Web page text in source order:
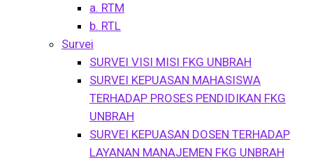
a. RTM
b. RTL
Survei
SURVEI VISI MISI FKG UNBRAH
SURVEI KEPUASAN MAHASISWA
TERHADAP PROSES PENDIDIKAN FKG
UNBRAH
SURVEI KEPUASAN DOSEN TERHADAP
LAYANAN MANAJEMEN FKG UNBRAH